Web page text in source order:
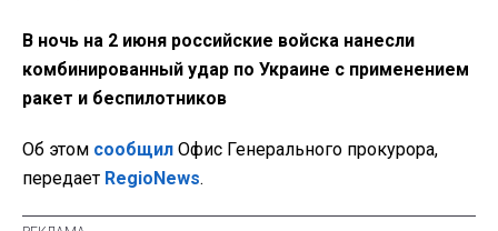
В ночь на 2 июня российские войска нанесли
комбинированный удар по Украине с применением
ракет и беспилотников
Об этом сообщил Офис Генерального прокурора,
передает RegioNews.